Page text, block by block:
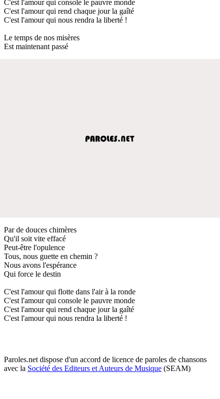
C'est l'amour qui console le pauvre monde
C'est l'amour qui rend chaque jour la gaîté
C'est l'amour qui nous rendra la liberté !
Le temps de nos misères
Est maintenant passé
Par de douces chimères
Qu'il soit vite effacé
Peut-être l'opulence
Tous, nous guette en chemin ?
Nous avons l'espérance
Qui force le destin
C'est l'amour qui flotte dans l'air à la ronde
C'est l'amour qui console le pauvre monde
C'est l'amour qui rend chaque jour la gaîté
C'est l'amour qui nous rendra la liberté !
Paroles.net dispose d'un accord de licence de paroles de chansons
avec la Société des Editeurs et Auteurs de Musique (SEAM)